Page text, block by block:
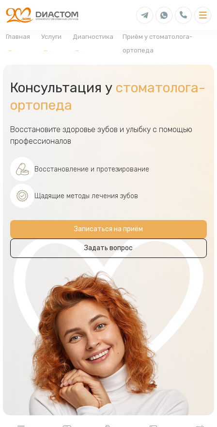
Главная Услуги Диагностика
Приём у стоматолога-
ортопеда
Консультация у стоматолога-
ортопеда
Восстановите здоровье зубов и улыбку с помощью
профессионалов
Восстановление и протезирование
Щадящие методы лечения зубов
Записаться на приём
Задать вопрос